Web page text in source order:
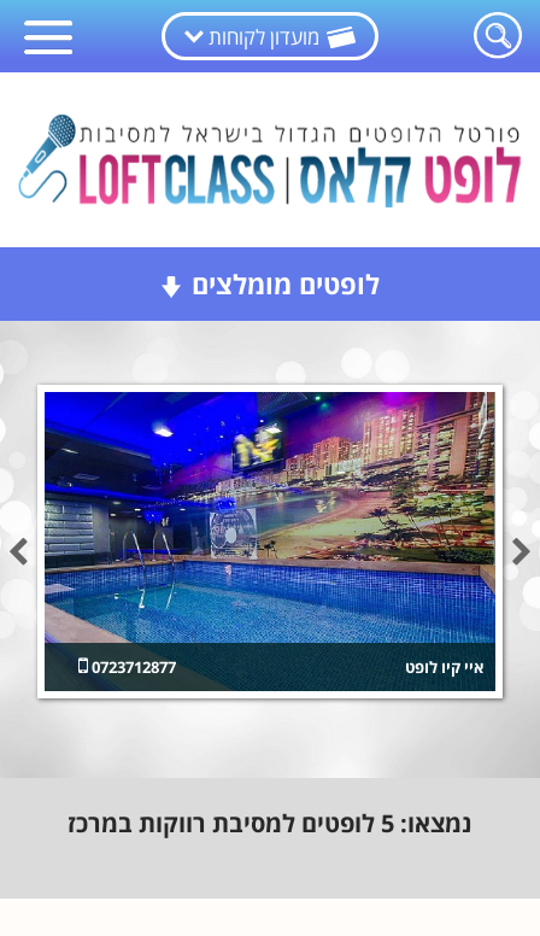
מועדון לקוחות
לופטים מומלצים
0723712877 איי קיו לופט
נמצאו: 5 לופטים למסיבת רווקות במרכז